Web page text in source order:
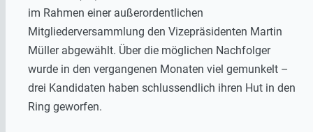
im Rahmen einer außerordentlichen
Mitgliederversammlung den Vizepräsidenten Martin
Müller abgewählt. Über die möglichen Nachfolger
wurde in den vergangenen Monaten viel gemunkelt –
drei Kandidaten haben schlussendlich ihren Hut in den
Ring geworfen.